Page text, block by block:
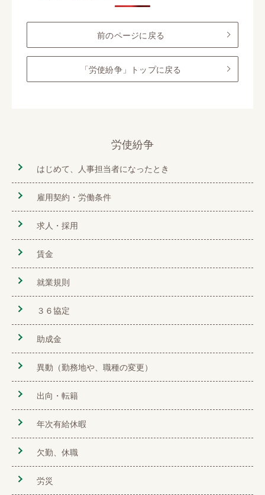
前のページに戻る
「労使紛争」トップに戻る
労使紛争
はじめて、人事担当者になったとき
雇用契約・労働条件
求人・採用
賃金
就業規則
３６協定
助成金
異動（勤務地や、職種の変更）
出向・転籍
年次有給休暇
欠勤、休職
労災